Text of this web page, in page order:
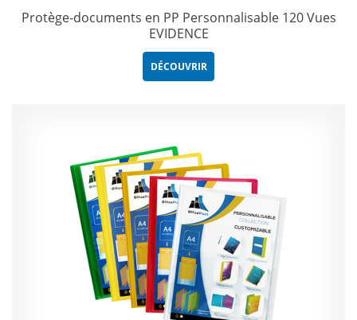
Protège-documents en PP Personnalisable 120 Vues
EVIDENCE
DÉCOUVRIR